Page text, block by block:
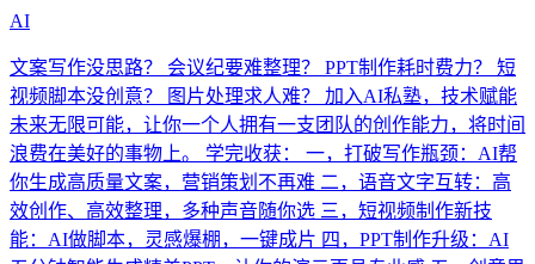
AI
文案写作没思路？ 会议纪要难整理？ PPT制作耗时费力？ 短
视频脚本没创意？ 图片处理求人难？ 加入AI私塾，技术赋能
未来无限可能，让你一个人拥有一支团队的创作能力，将时间
浪费在美好的事物上。 学完收获： 一，打破写作瓶颈：AI帮
你生成高质量文案，营销策划不再难 二，语音文字互转：高
效创作、高效整理，多种声音随你选 三，短视频制作新技
能：AI做脚本，灵感爆棚，一键成片 四，PPT制作升级：AI